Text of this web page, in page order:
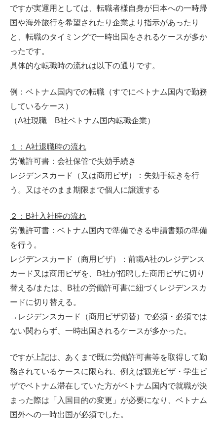
ですが実運用としては、転職者様自身が日本への一時帰
国や海外旅行を希望されたり企業より指示があったり
と、転職のタイミングで一時出国をされるケースが多か
ったです。
具体的な転職時の流れは以下の通りです。
例：ベトナム国内での転職（すでにベトナム国内で勤務
しているケース）
（A社現職 B社ベトナム国内転職企業）
１：A社退職時の流れ
労働許可書：会社保管で失効手続き
レジデンスカード（又は商用ビザ）：失効手続きを行
う。又はそのまま期限まで個人に譲渡する
２：B社入社時の流れ
労働許可書：ベトナム国内で準備できる申請書類の準備
を行う。
レジデンスカード（商用ビザ）：前職A社のレジデンス
カード又は商用ビザを、B社が招聘した商用ビザに切り
替える/または、B社の労働許可書に紐づくレジデンスカ
ードに切り替える。
→レジデンスカード（商用ビザ切替）で必須・必須では
ない関わらず、一時出国されるケースが多かった。
ですが上記は、あくまで既に労働許可書等を取得して勤
務されているケースに限られ、例えば観光ビザ・学生ビ
ザでベトナム滞在していた方がベトナム国内で就職が決
まった際は「入国目的の変更」が必要になり、ベトナム
国外への一時出国が必須でした。